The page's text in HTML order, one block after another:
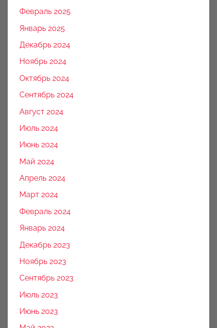
Февраль 2025
Январь 2025
Декабрь 2024
Ноябрь 2024
Октябрь 2024
Сентябрь 2024
Август 2024
Июль 2024
Июнь 2024
Май 2024
Апрель 2024
Март 2024
Февраль 2024
Январь 2024
Декабрь 2023
Ноябрь 2023
Сентябрь 2023
Июль 2023
Июнь 2023